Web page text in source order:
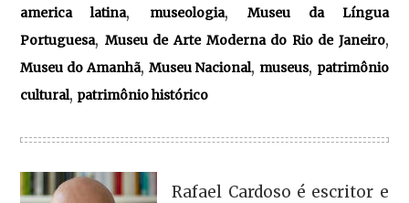
america latina, museologia,
Museu da Língua
Portuguesa, Museu de Arte Moderna do Rio de Janeiro,
Museu do Amanhã, Museu Nacional, museus, patrimônio
cultural, patrimônio histórico
Rafael Cardoso é escritor e